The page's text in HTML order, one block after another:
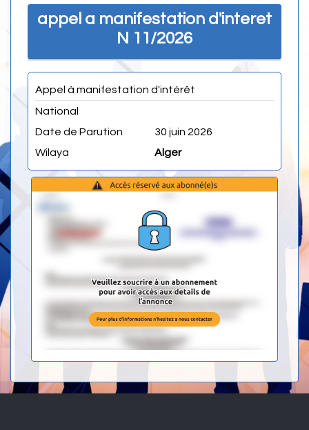
appel a manifestation d'interet
N 11/2026
Appel à manifestation d'intérêt
National
Date de Parution
30 juin 2026
Wilaya
Alger